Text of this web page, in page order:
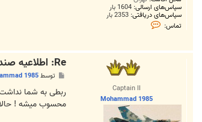
سپاس‌های ارسالی: 1604 بار
سپاس‌های دریافتی: 2353 بار
تماس:
ت
P
e
h
r
Captain II
Mohammad 1985
Re: اطلاعیه صندلی داغ و ثبت نام برای نشستن روی صندلی
ت
توسط1985
محسوب میشه ! حالا